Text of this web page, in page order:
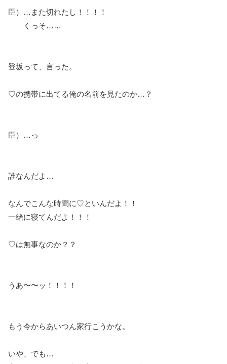
臣）…また切れたし！！！！
くっそ……
登坂って、言った。
♡の携帯に出てる俺の名前を見たのか…？
臣）…っ
誰なんだよ…
なんでこんな時間に♡といんだよ！！
一緒に寝てんだよ！！！
♡は無事なのか？？
うあ〜〜ッ！！！！
もう今からあいつん家行こうかな。
いや、でも…